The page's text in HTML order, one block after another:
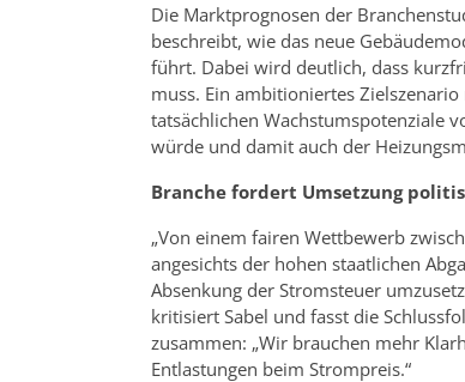
Die Marktprognosen der
beschreibt, wie das neue
führt. Dabei wird deutlich, dass
muss. Ein ambitioniertes
tatsächlichen Wachstumspotenziale
würde und damit auch der
Branche fordert Umsetzung
„Von einem fairen Wettbewerb
angesichts der hohen staatlichen
Absenkung der Stromsteuer
kritisiert Sabel und fasst die
zusammen: „Wir brauchen mehr
Entlastungen beim Strompreis.“